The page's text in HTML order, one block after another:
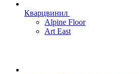
Кварцвинил
Alpine Floor
Art East